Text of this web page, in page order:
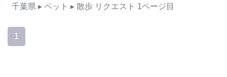
千葉県 ▸ ペット ▸ 散歩 リクエスト 1ページ目
1